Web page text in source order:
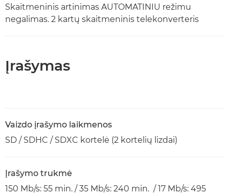
Skaitmeninis artinimas AUTOMATINIU režimu
negalimas. 2 kartų skaitmeninis telekonverteris
Įrašymas
Vaizdo įrašymo laikmenos
SD / SDHC / SDXC kortelė (2 kortelių lizdai)
Įrašymo trukmė
150 Mb/s: 55 min. / 35 Mb/s: 240 min. / 17 Mb/s: 495